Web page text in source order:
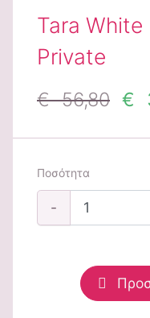
Tara
Private
€ 56,80 €
Ποσότητα
-